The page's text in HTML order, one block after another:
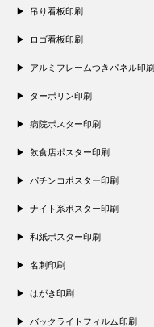
吊り看板印刷
ロゴ看板印刷
アルミフレームつきパネル印刷
ターポリン印刷
病院ポスター印刷
飲食店ポスター印刷
パチンコポスター印刷
ナイト系ポスター印刷
和紙ポスター印刷
名刺印刷
はがき印刷
バックライトフィルム印刷